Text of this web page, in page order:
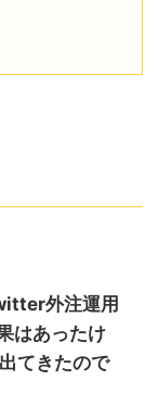
外注運用
はあったけ
てきたので